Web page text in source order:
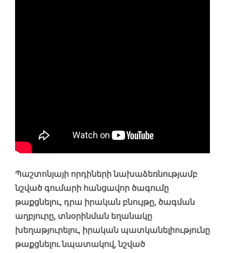
Պաշտոնյայի որդիների նախաձեռնությամբ
նշված գումարի հանցավոր ծագումը
թաքցնելու, դրա իրական բնույթը, ծագման
աղբյուրը, տնօրինման եղանակը
խեղաթյուրելու, իրական պատկանելիությունը
թաքցնելու նպատակով, նշված